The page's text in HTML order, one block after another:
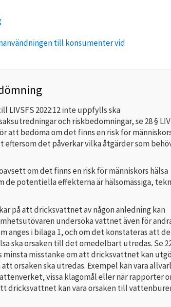
till konsumenter vid
LIVSFS 2022:12 inte uppfylls ska
och riskbedömningar, se 28 §
att bedöma om det finns en risk för
eftersom det påverkar vilka åtgärder som
om det finns en risk för människors hälsa
de potentiella effekterna är hälsomässiga,
på att dricksvattnet av någon anledning kan
undersöka vattnet även för
anges i bilaga 1, och om det konstateras att
ska orsaken till det omedelbart utredas. Se
minsta misstanke om att dricksvattnet kan
orsaken ska utredas. Exempel kan vara
vissa klagomål eller när rapporter
dricksvattnet kan vara orsaken till